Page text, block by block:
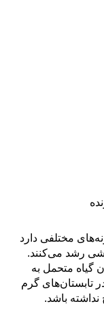
مختلفی دارد
رشد می‌کنند.
گیاه متحمل به
تابستان‌های گرم
نداشته باشد.